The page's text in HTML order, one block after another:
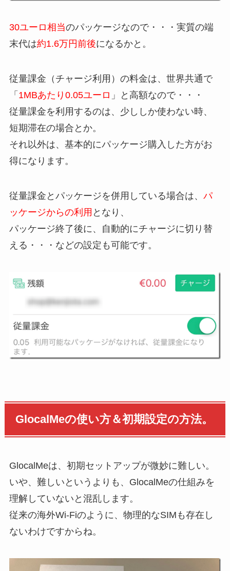
30ユーロ相当のパッケージなので・・・実質の端
末代は約1.6万円前後になるかと。
従量課金（チャージ利用）の料金は、世界共通で
「 1MBあたり0.05ユーロ 」と高額なので・・・
従量課金を利用するのは、少ししか使わない時、
短期滞在の場合とか。
それ以外は、基本的にパッケージ購入した方がお
得になります。
従量課金とパッケージを併用している場合は、 パ
ッケージからの利用 となり、
パッケージ終了後に、自動的にチャージに切り替
える・・・などの設定も可能です。
GlocalMeの使い方＆初期設定の方法。
GlocalMeは、初期セットアップが微妙に難しい。
いや、難しいというよりも、GlocalMeの仕組みを
理解していないと混乱します。
従来の海外Wi-Fiのように、物理的なSIMも存在し
ないわけですからね。